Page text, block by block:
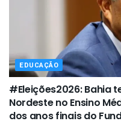
EDUCAÇÃO
#Eleições2026: Bahia
Nordeste no Ensino
dos anos finais do